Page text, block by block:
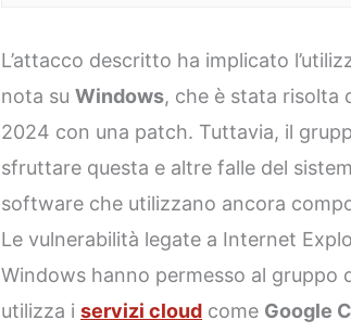
L’attacco descritto ha implicato
nota suWindows, che è stata risolta
2024 con una patch. Tuttavia, il
sfruttare questa e altre falle del
software che utilizzano ancora
Le vulnerabilità legate a Internet
Windows hanno permesso al gruppo
utilizza iservizi cloud come Google